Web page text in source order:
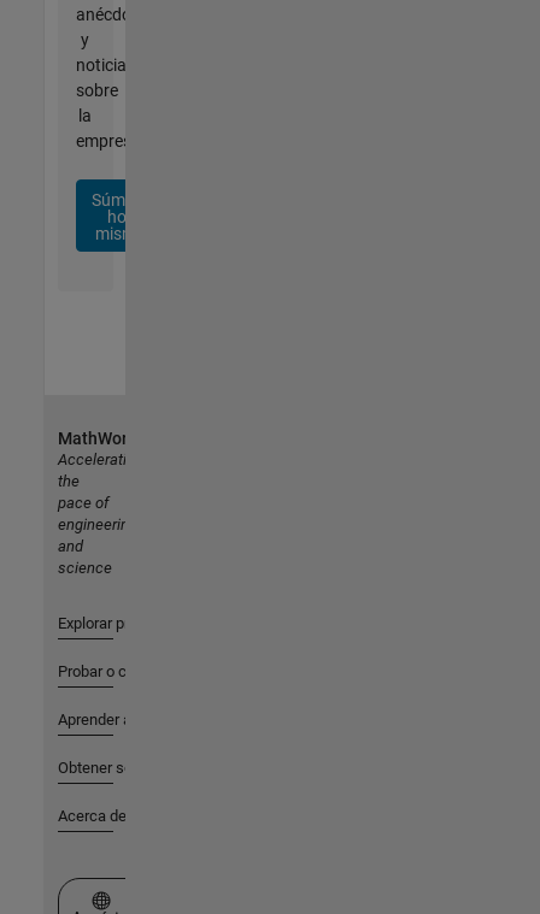
anécdotas
y
noticias
sobre
la
empresa.
Súmese
hoy
mismo
MathWorks
Accelerating
the
pace of
engineering
and
science
Explorar productos
Probar o comprar
Aprender a utilizar
Obtener soporte
Acerca de MathWorks
Seleccione un país/idioma